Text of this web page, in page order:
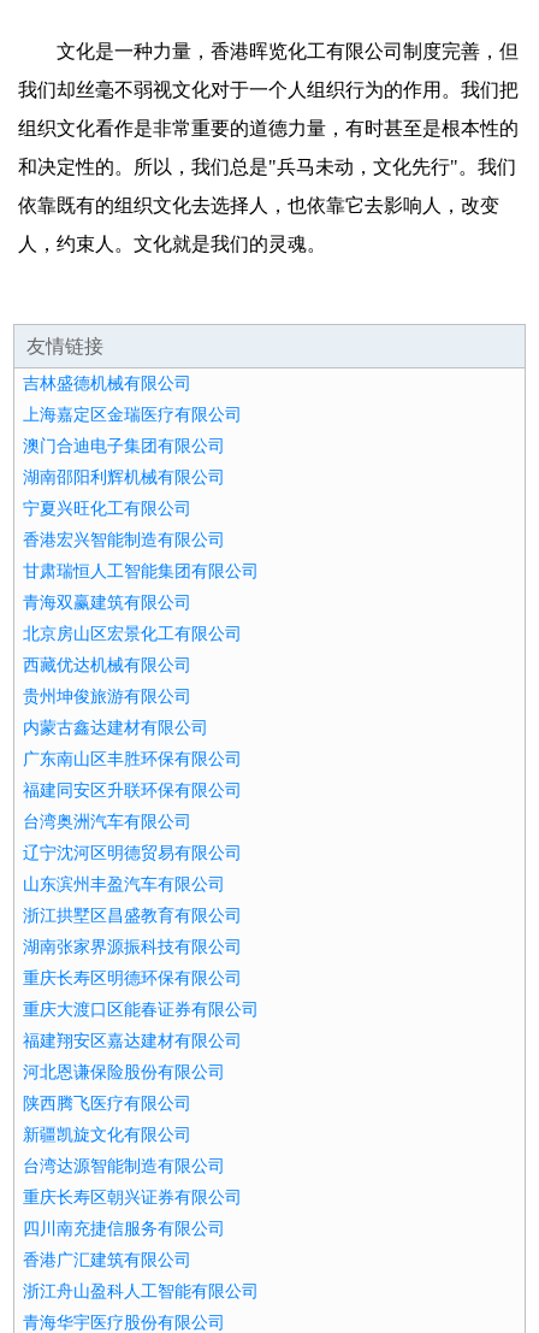
文化是一种力量，香港晖览化工有限公司制度完善，但
我们却丝毫不弱视文化对于一个人组织行为的作用。我们把
组织文化看作是非常重要的道德力量，有时甚至是根本性的
和决定性的。所以，我们总是"兵马未动，文化先行"。我们
依靠既有的组织文化去选择人，也依靠它去影响人，改变
人，约束人。文化就是我们的灵魂。
友情链接
吉林盛德机械有限公司
上海嘉定区金瑞医疗有限公司
澳门合迪电子集团有限公司
湖南邵阳利辉机械有限公司
宁夏兴旺化工有限公司
香港宏兴智能制造有限公司
甘肃瑞恒人工智能集团有限公司
青海双赢建筑有限公司
北京房山区宏景化工有限公司
西藏优达机械有限公司
贵州坤俊旅游有限公司
内蒙古鑫达建材有限公司
广东南山区丰胜环保有限公司
福建同安区升联环保有限公司
台湾奥洲汽车有限公司
辽宁沈河区明德贸易有限公司
山东滨州丰盈汽车有限公司
浙江拱墅区昌盛教育有限公司
湖南张家界源振科技有限公司
重庆长寿区明德环保有限公司
重庆大渡口区能春证券有限公司
福建翔安区嘉达建材有限公司
河北恩谦保险股份有限公司
陕西腾飞医疗有限公司
新疆凯旋文化有限公司
台湾达源智能制造有限公司
重庆长寿区朝兴证券有限公司
四川南充捷信服务有限公司
香港广汇建筑有限公司
浙江舟山盈科人工智能有限公司
青海华宇医疗股份有限公司